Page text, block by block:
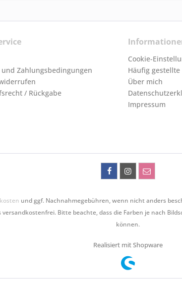
Zahlungsbedingungen
/ Rückgabe
Cookie-
Häufig gestellte
Über mich
Impressum
und ggf. Nachnahmegebühren, wenn nicht anders
Bitte beachte, dass die Farben je nach
können.
Realisiert mit Shopware